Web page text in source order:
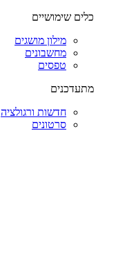
כלים שימושיים
מילון מושגים
מחשבונים
טפסים
מתעדכנים
חדשות ורגולציה
סרטונים